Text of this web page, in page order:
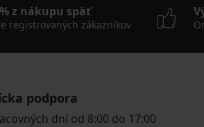
z nákupu späť
registrovaných zákazníkov
podpora
dní od 8:00 do 17:00